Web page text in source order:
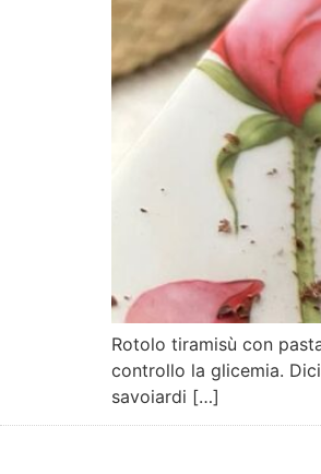
Rotolo tiramisù con
controllo la glicemia.
savoiardi […]